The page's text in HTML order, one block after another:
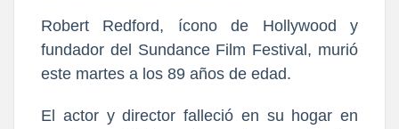
Robert Redford, ícono de Hollywood y
fundador del Sundance Film Festival, murió
este martes a los 89 años de edad.
El actor y director falleció en su hogar en